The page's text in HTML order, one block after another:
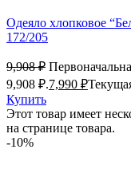
Одеяло хлопковое
172/205
9,908₽
9,908 ₽.7,990 ₽
Купить
Этот товар имеет
на странице товара.
-10%